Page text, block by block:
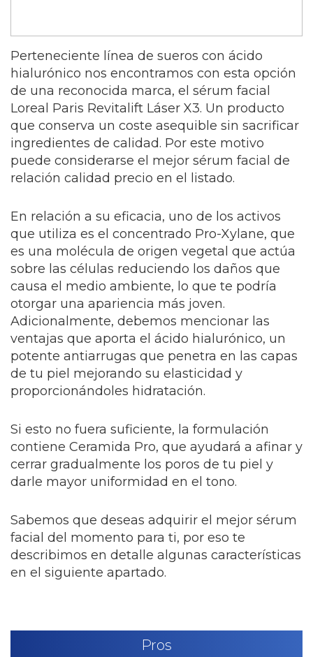
Perteneciente línea de sueros con ácido
hialurónico nos encontramos con esta opción
de una reconocida marca, el sérum facial
Loreal Paris Revitalift Láser X3. Un producto
que conserva un coste asequible sin sacrificar
ingredientes de calidad. Por este motivo
puede considerarse el mejor sérum facial de
relación calidad precio en el listado.
En relación a su eficacia, uno de los activos
que utiliza es el concentrado Pro-Xylane, que
es una molécula de origen vegetal que actúa
sobre las células reduciendo los daños que
causa el medio ambiente, lo que te podría
otorgar una apariencia más joven.
Adicionalmente, debemos mencionar las
ventajas que aporta el ácido hialurónico, un
potente antiarrugas que penetra en las capas
de tu piel mejorando su elasticidad y
proporcionándoles hidratación.
Si esto no fuera suficiente, la formulación
contiene Ceramida Pro, que ayudará a afinar y
cerrar gradualmente los poros de tu piel y
darle mayor uniformidad en el tono.
Sabemos que deseas adquirir el mejor sérum
facial del momento para ti, por eso te
describimos en detalle algunas características
en el siguiente apartado.
Pros